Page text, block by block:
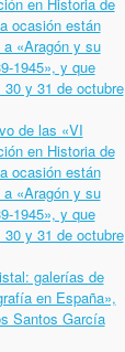
ocasión están
«Aragón y su
1945», y que
y 31 de octubre
de las «VI
en Historia de
ocasión están
«Aragón y su
1945», y que
y 31 de octubre
galerías de
en España»,
Santos García